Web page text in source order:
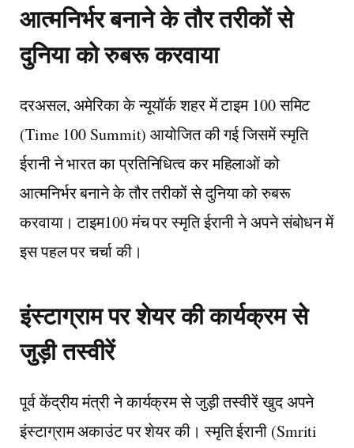
आत्मनिर्भर बनाने के तौर तरीकों से
दुनिया को रुबरू करवाया
दरअसल, अमेरिका के न्यूयॉर्क शहर में टाइम 100 समिट
(Time 100 Summit) आयोजित की गई जिसमें स्मृति
ईरानी ने भारत का प्रतिनिधित्व कर महिलाओं को
आत्मनिर्भर बनाने के तौर तरीकों से दुनिया को रुबरू
करवाया। टाइम100 मंच पर स्मृति ईरानी ने अपने संबोधन में
इस पहल पर चर्चा की।
इंस्टाग्राम पर शेयर की कार्यक्रम से
जुड़ी तस्वीरें
पूर्व केंद्रीय मंत्री ने कार्यक्रम से जुड़ी तस्वीरें खुद अपने
इंस्टाग्राम अकाउंट पर शेयर की। स्मृति ईरानी (Smriti